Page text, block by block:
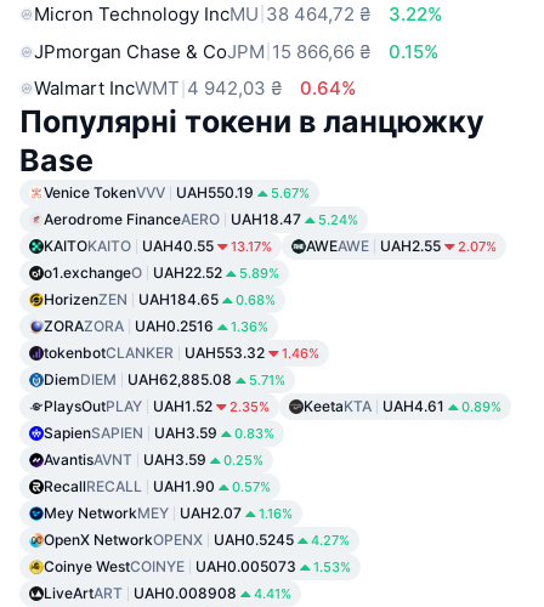
Micron Technology IncMU 38 464,72 ₴
3.22%
JPmorgan Chase & CoJPM 15 866,66 ₴
0.15%
Walmart IncWMT 4 942,03 ₴ 0.64%
Популярні токени в ланцюжку
Base
Venice TokenVVV UAH550.19 5.67%
Aerodrome FinanceAERO UAH18.47 5.24%
KAITOKAITO UAH40.55 13.17% AWEAWE UAH2.55 2.07%
o1.exchangeO UAH22.52 5.89%
HorizenZEN UAH184.65 0.68%
ZORAZORA UAH0.2516 1.36%
tokenbotCLANKER UAH553.32 1.46%
DiemDIEM UAH62,885.08 5.71%
PlaysOutPLAY UAH1.52 2.35% KeetaKTA UAH4.61 0.89%
SapienSAPIEN UAH3.59 0.83%
AvantisAVNT UAH3.59 0.25%
RecallRECALL UAH1.90 0.57%
Mey NetworkMEY UAH2.07 1.16%
OpenX NetworkOPENX UAH0.5245 4.27%
Coinye WestCOINYE UAH0.005073 1.53%
LiveArtART UAH0.008908 4.41%